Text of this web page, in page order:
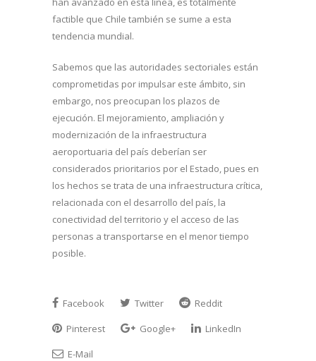
factible que Chile también se sume a esta
tendencia mundial.
Sabemos que las autoridades sectoriales están
comprometidas por impulsar este ámbito, sin
embargo, nos preocupan los plazos de
ejecución. El mejoramiento, ampliación y
modernización de la infraestructura
aeroportuaria del país deberían ser
considerados prioritarios por el Estado, pues en
los hechos se trata de una infraestructura crítica,
relacionada con el desarrollo del país, la
conectividad del territorio y el acceso de las
personas a transportarse en el menor tiempo
posible.
Facebook Twitter
Reddit
Pinterest
Google+
LinkedIn
E-Mail